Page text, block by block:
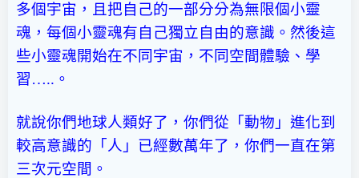
多個宇宙，且把自己的一部分分為無限個小靈
魂，每個小靈魂有自己獨立自由的意識。然後這
些小靈魂開始在不同宇宙，不同空間體驗、學
習…..。
就說你們地球人類好了，你們從「動物」進化到
較高意識的「人」已經數萬年了，你們一直在第
三次元空間。